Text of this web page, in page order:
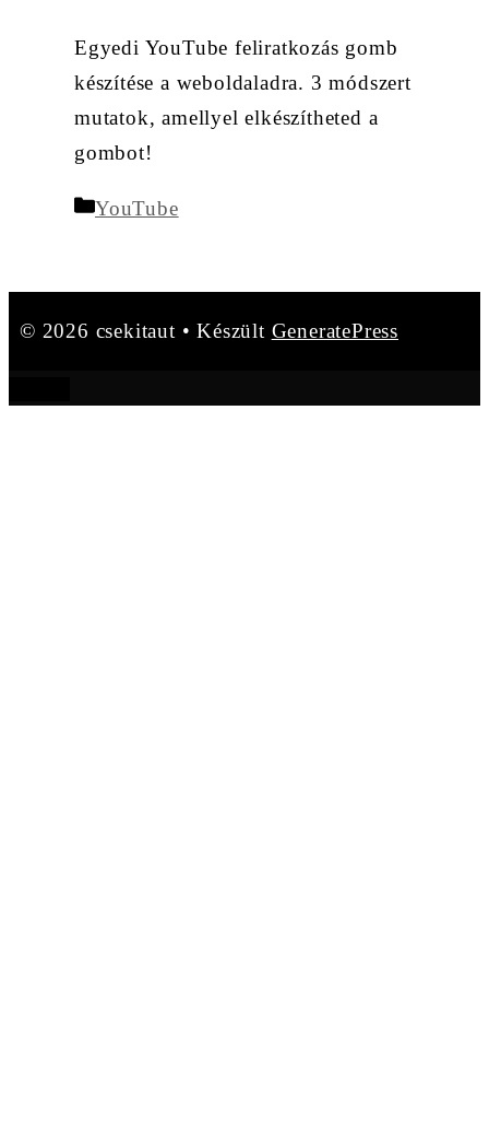
Egyedi YouTube feliratkozás gomb
készítése a weboldaladra. 3 módszert
mutatok, amellyel elkészítheted a
gombot!
Kategória
YouTube
© 2026 csekitaut • Készült GeneratePress
BEZÁR